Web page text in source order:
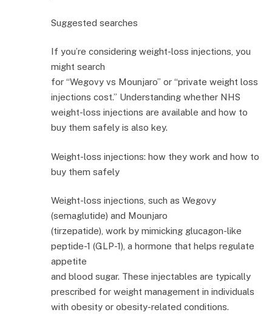
Suggested searches
If you’re considering weight-loss injections, you
might search
for “Wegovy vs Mounjaro” or “private weight loss
injections cost.” Understanding whether NHS
weight-loss injections are available and how to
buy them safely is also key.
Weight-loss injections: how they work and how to
buy them safely
Weight-loss injections, such as Wegovy
(semaglutide) and Mounjaro
(tirzepatide), work by mimicking glucagon-like
peptide-1 (GLP-1), a hormone that helps regulate
appetite
and blood sugar. These injectables are typically
prescribed for weight management in individuals
with obesity or obesity-related conditions.